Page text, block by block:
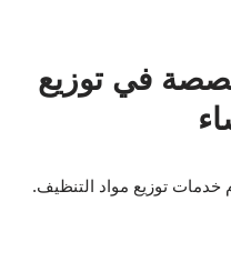
في توزيع
خدمات توزيع مواد التنظيف.